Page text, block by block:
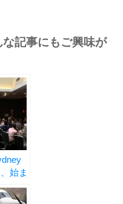
記事にもご興味が
始ま